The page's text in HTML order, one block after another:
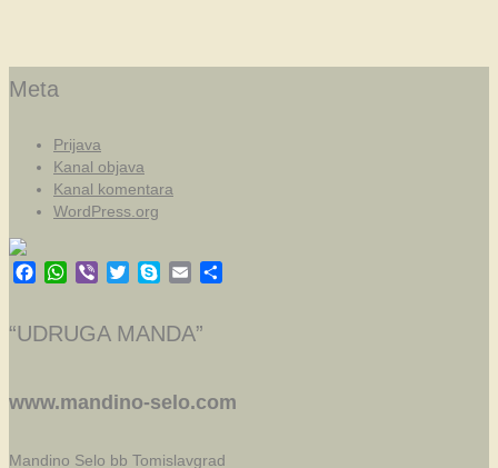
Meta
Prijava
Kanal objava
Kanal komentara
WordPress.org
Facebook
WhatsApp
Viber TwitterSkypeEmail
“UDRUGA MANDA”
www.mandino-selo.com
Mandino Selo bb Tomislavgrad